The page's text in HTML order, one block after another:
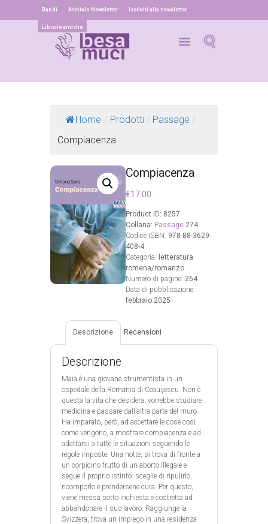
Bandi Archivio Newsletter Iscriviti alla newsletter
Librerie amiche
Home / Prodotti / Passage /
Compiacenza
Compiacenza
€17.00
Product ID: 8257
Collana: Passage 274
Codice ISBN: 978-88-3629-
408-4
Categoria: letteratura
romena/romanzo
Numero di pagine: 264
Data di pubblicazione:
febbraio 2025
Descrizione Recensioni
Descrizione
Maia è una giovane strumentista in un
ospedale della Romania di Ceauşescu. Non è
questa la vita che desidera: vorrebbe studiare
medicina e passare dall’altra parte del muro.
Ha imparato, però, ad accettare le cose così
come vengono, a mostrare compiacenza e ad
adattarsi a tutte le situazioni seguendo le
regole imposte. Una notte, si trova di fronte a
un corpicino frutto di un aborto illegale e
segue il proprio istinto: sceglie di ripulirlo,
ricomporlo e prendersene cura. Per questo,
viene messa sotto inchiesta e costretta ad
abbandonare il suo lavoro. Raggiunge la
Svizzera, trova un impiego in una residenza